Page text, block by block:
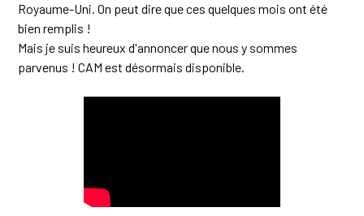
Royaume-Uni. On peut dire que ces quelques mois ont été
bien remplis !
Mais je suis heureux d'annoncer que nous y sommes
parvenus ! CAM est désormais disponible.